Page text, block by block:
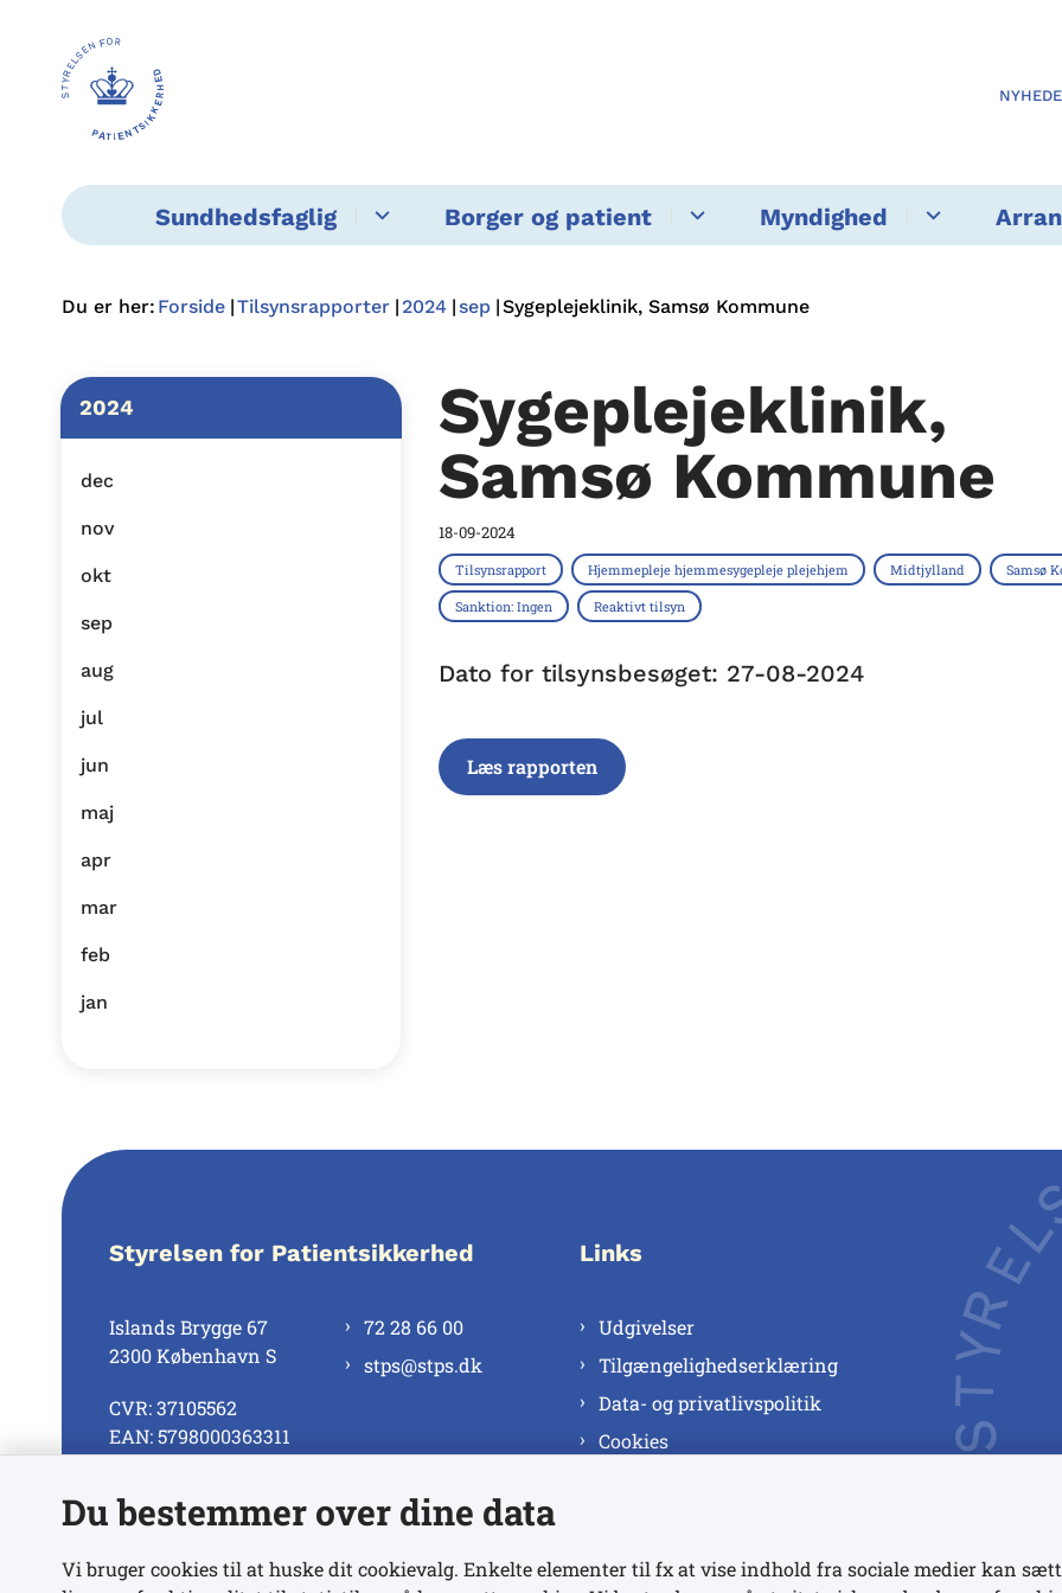
Sundhedsfaglig Borger og patient Myndighed
Du er her: Forside Tilsynsrapporter 2024 sep Sygeplejeklinik, Samsø Kommune
2024
dec
nov
okt
sep
aug
jul
jun
maj
apr
mar
feb
jan
Sygeplejeklinik,
Samsø Kommune
18-09-2024
Tilsynsrapport Hjemmepleje hjemmesygepleje plejehjem Midtjylland Samsø
Sanktion: Ingen Reaktivt tilsyn
Dato for tilsynsbesøget: 27-08-2024
Læs rapporten
Styrelsen for Patientsikkerhed
Islands Brygge 67
2300 København S
CVR: 37105562
EAN: 5798000363311
72 28 66 00
stps@stps.dk
Se alle kontaktnumre
Links
Udgivelser
Tilgængelighedserklæring
Data- og privatlivspolitik
Cookies
Du bestemmer over dine data
Vi bruger cookies til at huske dit cookievalg. Enkelte elementer til fx at vise indhold fra sociale medier kan